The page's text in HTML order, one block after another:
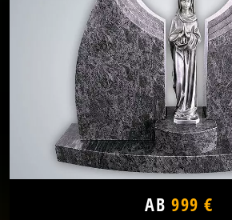
AB 999 €